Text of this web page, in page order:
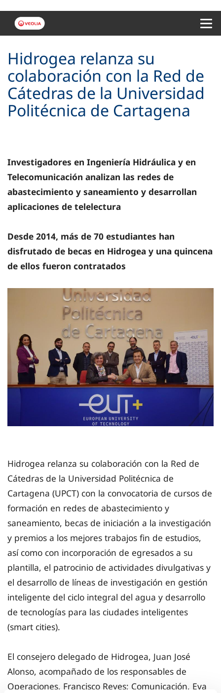
Hidrogea relanza su
colaboración con la Red de
Cátedras de la Universidad
Politécnica de Cartagena
Investigadores en Ingeniería Hidráulica y en
Telecomunicación analizan las redes de
abastecimiento y saneamiento y desarrollan
aplicaciones de telelectura
Desde 2014, más de 70 estudiantes han
disfrutado de becas en Hidrogea y una quincena
de ellos fueron contratados
Hidrogea relanza su colaboración con la Red de
Cátedras de la Universidad Politécnica de
Cartagena (UPCT) con la convocatoria de cursos de
formación en redes de abastecimiento y
saneamiento, becas de iniciación a la investigación
y premios a los mejores trabajos fin de estudios,
así como con incorporación de egresados a su
plantilla, el patrocinio de actividades divulgativas y
el desarrollo de líneas de investigación en gestión
inteligente del ciclo integral del agua y desarrollo
de tecnologías para las ciudades inteligentes
(smart cities).
El consejero delegado de Hidrogea, Juan José
Alonso, acompañado de los responsables de
Operaciones, Francisco Reyes; Comunicación, Eva